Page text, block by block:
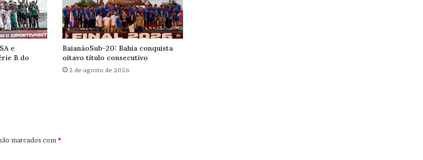
e
B do
BaianãoSub-20: Bahia conquista
oitavo título consecutivo
2 de agosto de 2026
marcados com*